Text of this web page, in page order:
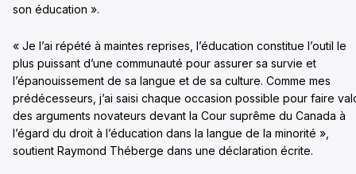
son éducation ».
« Je l’ai répété à maintes reprises, l’éducation constitue l’outil le
plus puissant d’une communauté pour assurer sa survie et
l’épanouissement de sa langue et de sa culture. Comme mes
prédécesseurs, j’ai saisi chaque occasion possible pour faire
des arguments novateurs devant la Cour suprême du Canada à
l’égard du droit à l’éducation dans la langue de la minorité »,
soutient Raymond Théberge dans une déclaration écrite.